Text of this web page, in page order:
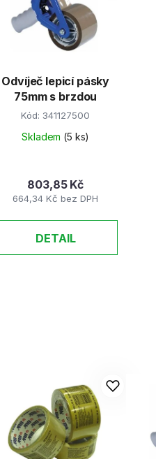
Odvíječ lepicí pásky
75mm s brzdou
Kód:341127500
Skladem (5 ks)
664,34 Kč bez DPH
803,85 Kč
DETAIL